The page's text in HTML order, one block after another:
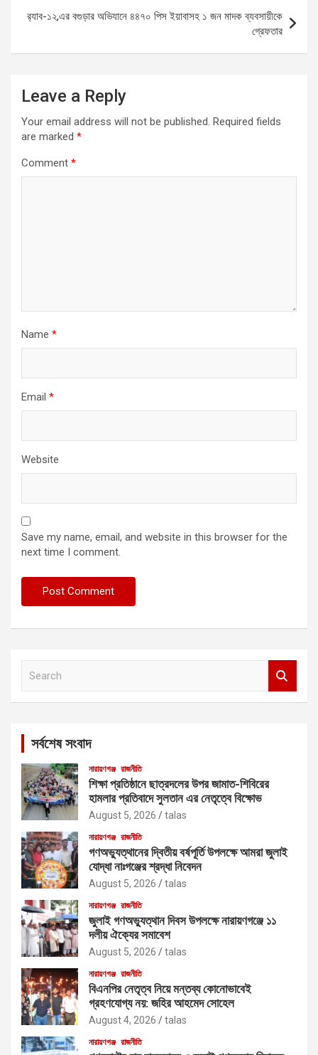
o
k
p
p
er
র‌্যাব-১২,এর বগুড়ার অভিযানে ৪৪৭০ পিস ইয়াবাসহ ১ জন মাদক ব্যবসায়ীকে
গ্রেফতার
Leave a Reply
Your email address will not be published. Required fields
are marked *
Comment *
Name *
Email *
Website
Save my name, email, and website in this browser for the
next time I comment.
সর্বশেষ সংবাদ
নারায়ণগঞ্জ রাজনীতি
শিক্ষা প্রতিষ্ঠানে ছাত্রদলের উপর জামাত-শিবিরের
হামলার প্রতিবাদে সুলতান এর নেতৃত্বে বিক্ষোভ
August 5, 2026 talas
নারায়ণগঞ্জ রাজনীতি
গণঅভ্যুত্থানের দ্বিতীয় বর্ষপূর্তি উপলক্ষে আমরা জুলাই
যোদ্ধা নাঃগঞ্জের শ্রদ্ধা নিবেদন
August 5, 2026 talas
নারায়ণগঞ্জ রাজনীতি
জুলাই গণঅভ্যুত্থান দিবস উপলক্ষে নারায়ণগঞ্জে ১১
দলীয় ঐক্যের সমাবেশ
August 5, 2026 talas
নারায়ণগঞ্জ রাজনীতি
বিএনপির নেতৃত্ব নিয়ে মন্তব্য কোনোভাবেই
গ্রহণযোগ্য নয়: জহির আহমেদ সোহেল
August 4, 2026 talas
নারায়ণগঞ্জ রাজনীতি